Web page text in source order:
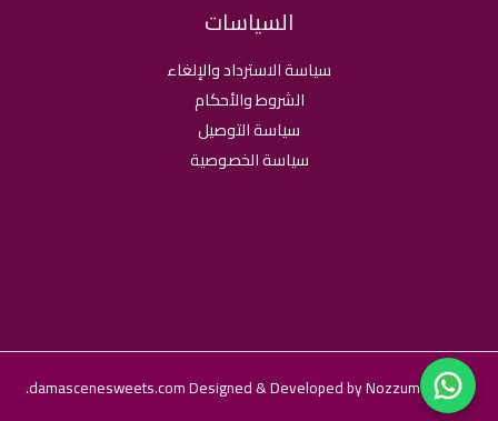
السياسات
سياسة الاسترداد والإلغاء
الشروط والأحكام
سياسة التوصيل
سياسة الخصوصية
© 2026 damascenesweets.com Designed & Developed by Nozzum.